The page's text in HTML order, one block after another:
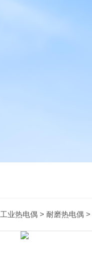
工业热电偶 > 耐磨热电偶 >